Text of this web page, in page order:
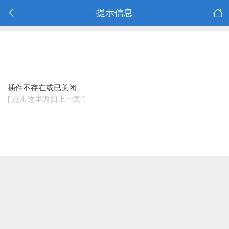
提示信息
插件不存在或已关闭
[ 点击这里返回上一页 ]